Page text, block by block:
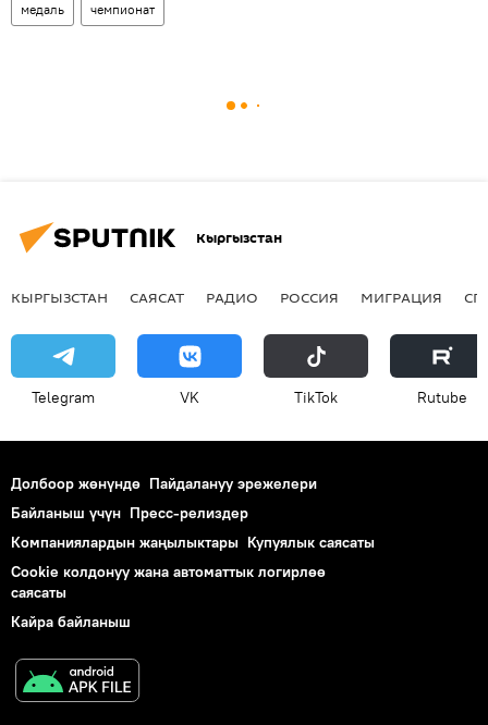
медаль чемпионат
Кыргызстан
КЫРГЫЗСТАН САЯСАТ РАДИО РОССИЯ МИГРАЦИЯ
Telegram VK ТikТоk Rutube
Долбоор жөнүндө Пайдалануу эрежелери
Байланыш үчүн Пресс-релиздер
Компаниялардын жаңылыктары Купуялык саясаты
Cookie колдонуу жана автоматтык логирлөө
саясаты
Кайра байланыш